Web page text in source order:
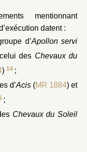
mentionnant
datent :
d’Apollon servi
des Chevaux du
) 14;
d’Acis (MR 1884) et
;
Chevaux du Soleil